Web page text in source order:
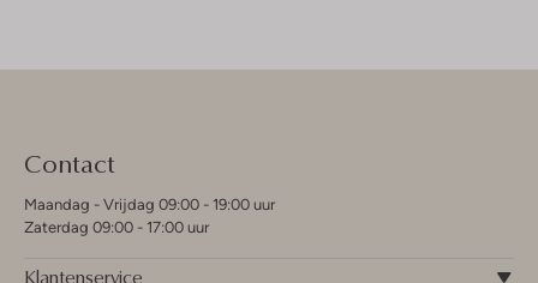
Contact
Maandag - Vrijdag 09:00 - 19:00 uur
Zaterdag 09:00 - 17:00 uur
Klantenservice